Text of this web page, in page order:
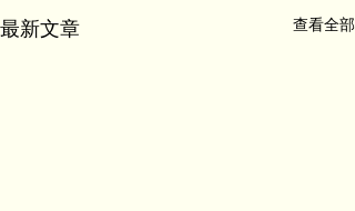
最新文章 查看全部